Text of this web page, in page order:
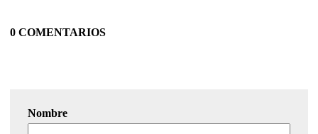
0 COMENTARIOS
Nombre